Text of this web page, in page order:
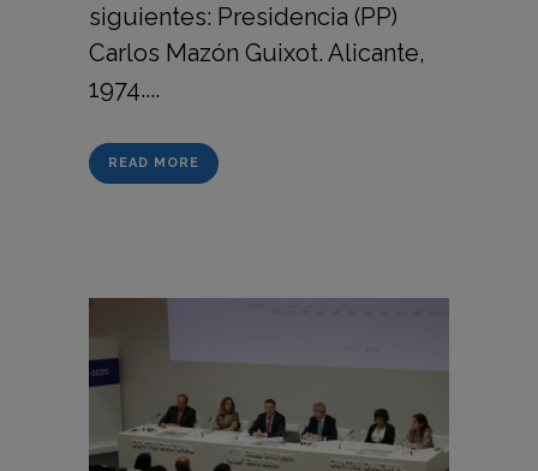
siguientes: Presidencia (PP)
Carlos Mazón Guixot. Alicante,
1974....
READ MORE